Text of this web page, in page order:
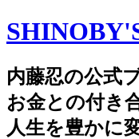
内藤忍の公式
お金との付き
人生を豊かに